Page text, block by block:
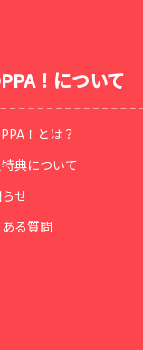
！について
！とは？
典について
せ
る質問